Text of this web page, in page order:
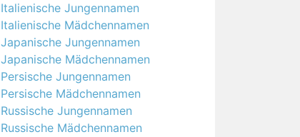
Italienische Jungennamen
Italienische Mädchennamen
Japanische Jungennamen
Japanische Mädchennamen
Persische Jungennamen
Persische Mädchennamen
Russische Jungennamen
Russische Mädchennamen